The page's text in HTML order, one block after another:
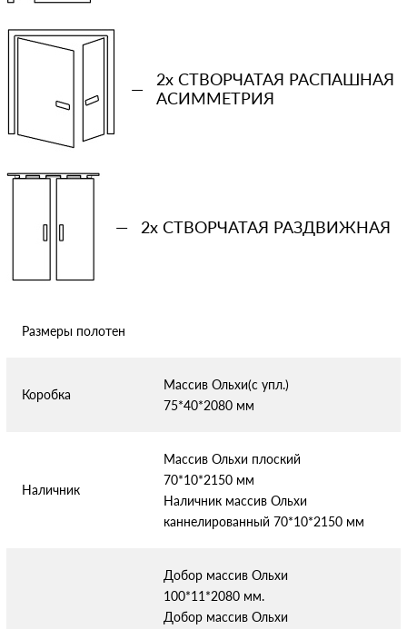
—
2x СТВОРЧАТАЯ РАСПАШНАЯ
АСИММЕТРИЯ
— 2x СТВОРЧАТАЯ РАЗДВИЖНАЯ
Размеры полотен
Коробка
Массив Ольхи(с упл.)
75*40*2080 мм
Наличник
Массив Ольхи плоский
70*10*2150 мм
Наличник массив Ольхи
каннелированный 70*10*2150 мм
Добор массив Ольхи
100*11*2080 мм.
Добор массив Ольхи
Ваша примерная смета на двери